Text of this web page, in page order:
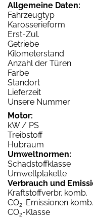
Allgemeine Daten:
Fahrzeugtyp
Karosserieform
Erst-Zul.
Getriebe
Kilometerstand
Anzahl der Türen
Farbe
Standort
Lieferzeit
Unsere Nummer
Motor:
kW / PS
Treibstoff
Hubraum
Umweltnormen:
Schadstoffklasse
Umweltplakette
Verbrauch und
Kraftstoffverbr. komb.
CO2-Emissionen komb.
CO2-Klasse